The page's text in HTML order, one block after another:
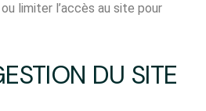
limiter l’accès au site pour
DU SITE